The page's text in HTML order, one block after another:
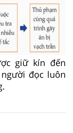
giữ kín đến
đọc luôn